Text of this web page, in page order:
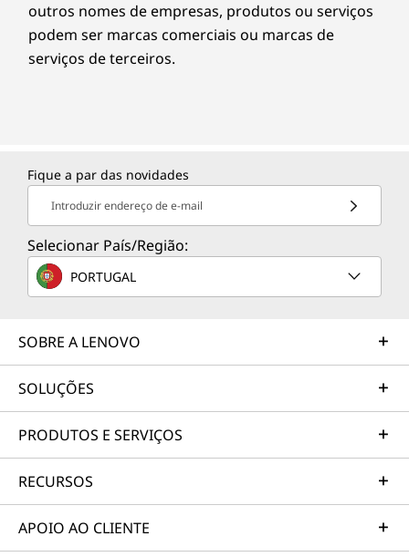
outros nomes de empresas, produtos ou serviços
podem ser marcas comerciais ou marcas de
serviços de terceiros.
Fique a par das novidades
Introduzir endereço de e-mail
Selecionar País/Região:
PORTUGAL
SOBRE A LENOVO
SOLUÇÕES
PRODUTOS E SERVIÇOS
RECURSOS
APOIO AO CLIENTE